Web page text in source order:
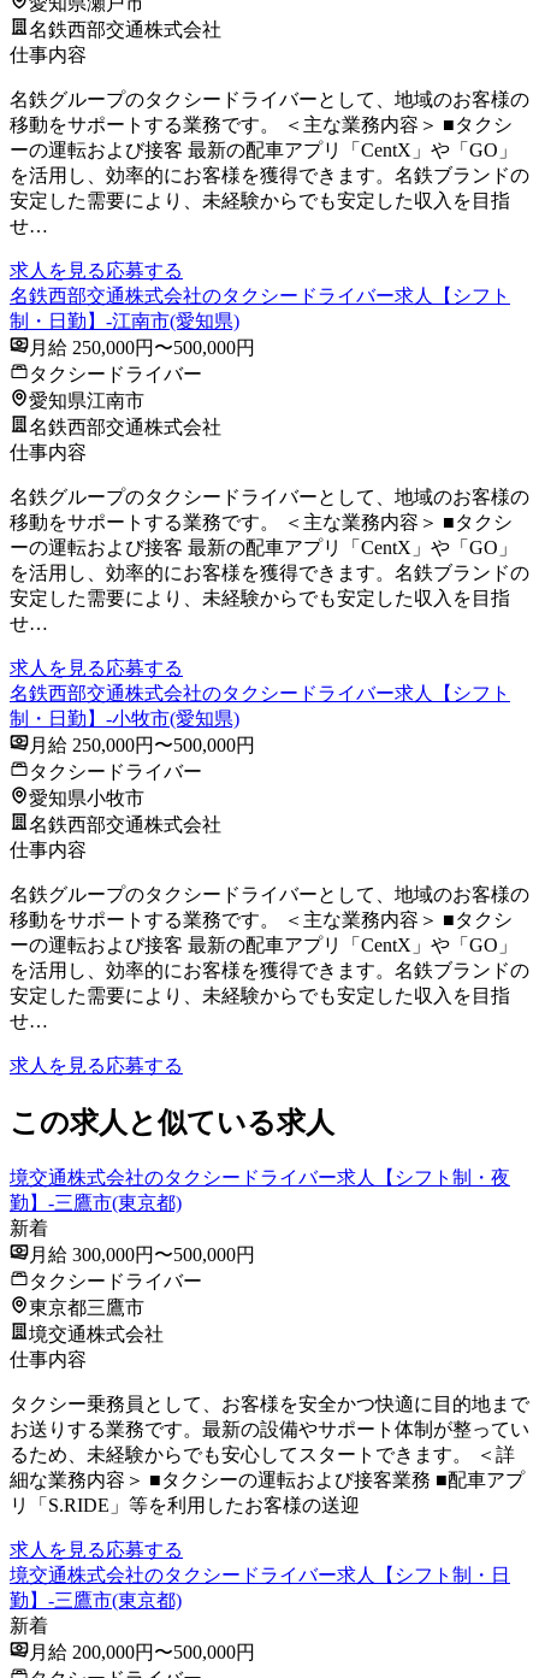
名鉄西部交通株式会社
仕事内容
名鉄グループのタクシードライバーとして、地域のお客様の
移動をサポートする業務です。 ＜主な業務内容＞ ■タクシ
ーの運転および接客 最新の配車アプリ「CentX」や「GO」
を活用し、効率的にお客様を獲得できます。名鉄ブランドの
安定した需要により、未経験からでも安定した収入を目指
せ…
求人を見る応募する
名鉄西部交通株式会社のタクシードライバー求人【シフト
制・日勤】-江南市(愛知県)
月給 250,000円〜500,000円
タクシードライバー
愛知県江南市
名鉄西部交通株式会社
仕事内容
名鉄グループのタクシードライバーとして、地域のお客様の
移動をサポートする業務です。 ＜主な業務内容＞ ■タクシ
ーの運転および接客 最新の配車アプリ「CentX」や「GO」
を活用し、効率的にお客様を獲得できます。名鉄ブランドの
安定した需要により、未経験からでも安定した収入を目指
せ…
求人を見る応募する
名鉄西部交通株式会社のタクシードライバー求人【シフト
制・日勤】-小牧市(愛知県)
月給 250,000円〜500,000円
タクシードライバー
愛知県小牧市
名鉄西部交通株式会社
仕事内容
名鉄グループのタクシードライバーとして、地域のお客様の
移動をサポートする業務です。 ＜主な業務内容＞ ■タクシ
ーの運転および接客 最新の配車アプリ「CentX」や「GO」
を活用し、効率的にお客様を獲得できます。名鉄ブランドの
安定した需要により、未経験からでも安定した収入を目指
せ…
求人を見る応募する
この求人と似ている求人
境交通株式会社のタクシードライバー求人【シフト制・夜
勤】-三鷹市(東京都)
新着
月給 300,000円〜500,000円
タクシードライバー
東京都三鷹市
境交通株式会社
仕事内容
タクシー乗務員として、お客様を安全かつ快適に目的地まで
お送りする業務です。最新の設備やサポート体制が整ってい
るため、未経験からでも安心してスタートできます。 ＜詳
細な業務内容＞ ■タクシーの運転および接客業務 ■配車アプ
リ「S.RIDE」等を利用したお客様の送迎
求人を見る応募する
境交通株式会社のタクシードライバー求人【シフト制・日
勤】-三鷹市(東京都)
新着
月給 200,000円〜500,000円